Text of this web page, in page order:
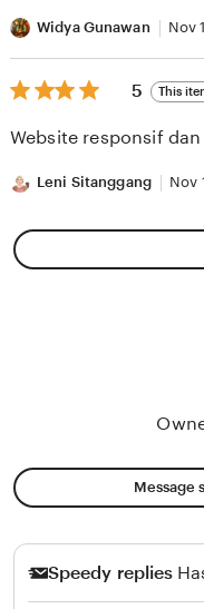
Widya Gunawan Nov
5
out
5
5 This
Website responsif
Leni Sitanggang Nov
Message
Speedy replies